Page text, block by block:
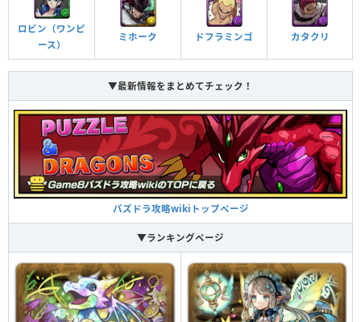
毒耐性
毒攻撃を無効化することがある
ロビン（ワンピ
ース）
ミホーク ドフラミンゴ カタクリ
▼最新情報をまとめてチェック！
パズドラ攻略wikiトップページ
▼ランキングページ